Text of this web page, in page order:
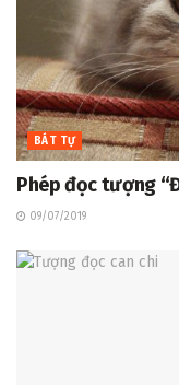
BÁT TỰ
Phép đọc tượng
09/07/2019